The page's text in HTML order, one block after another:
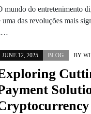
mundo do entretenimento
uma das revoluções mais
JUNE 12, 2025 BLOG BY